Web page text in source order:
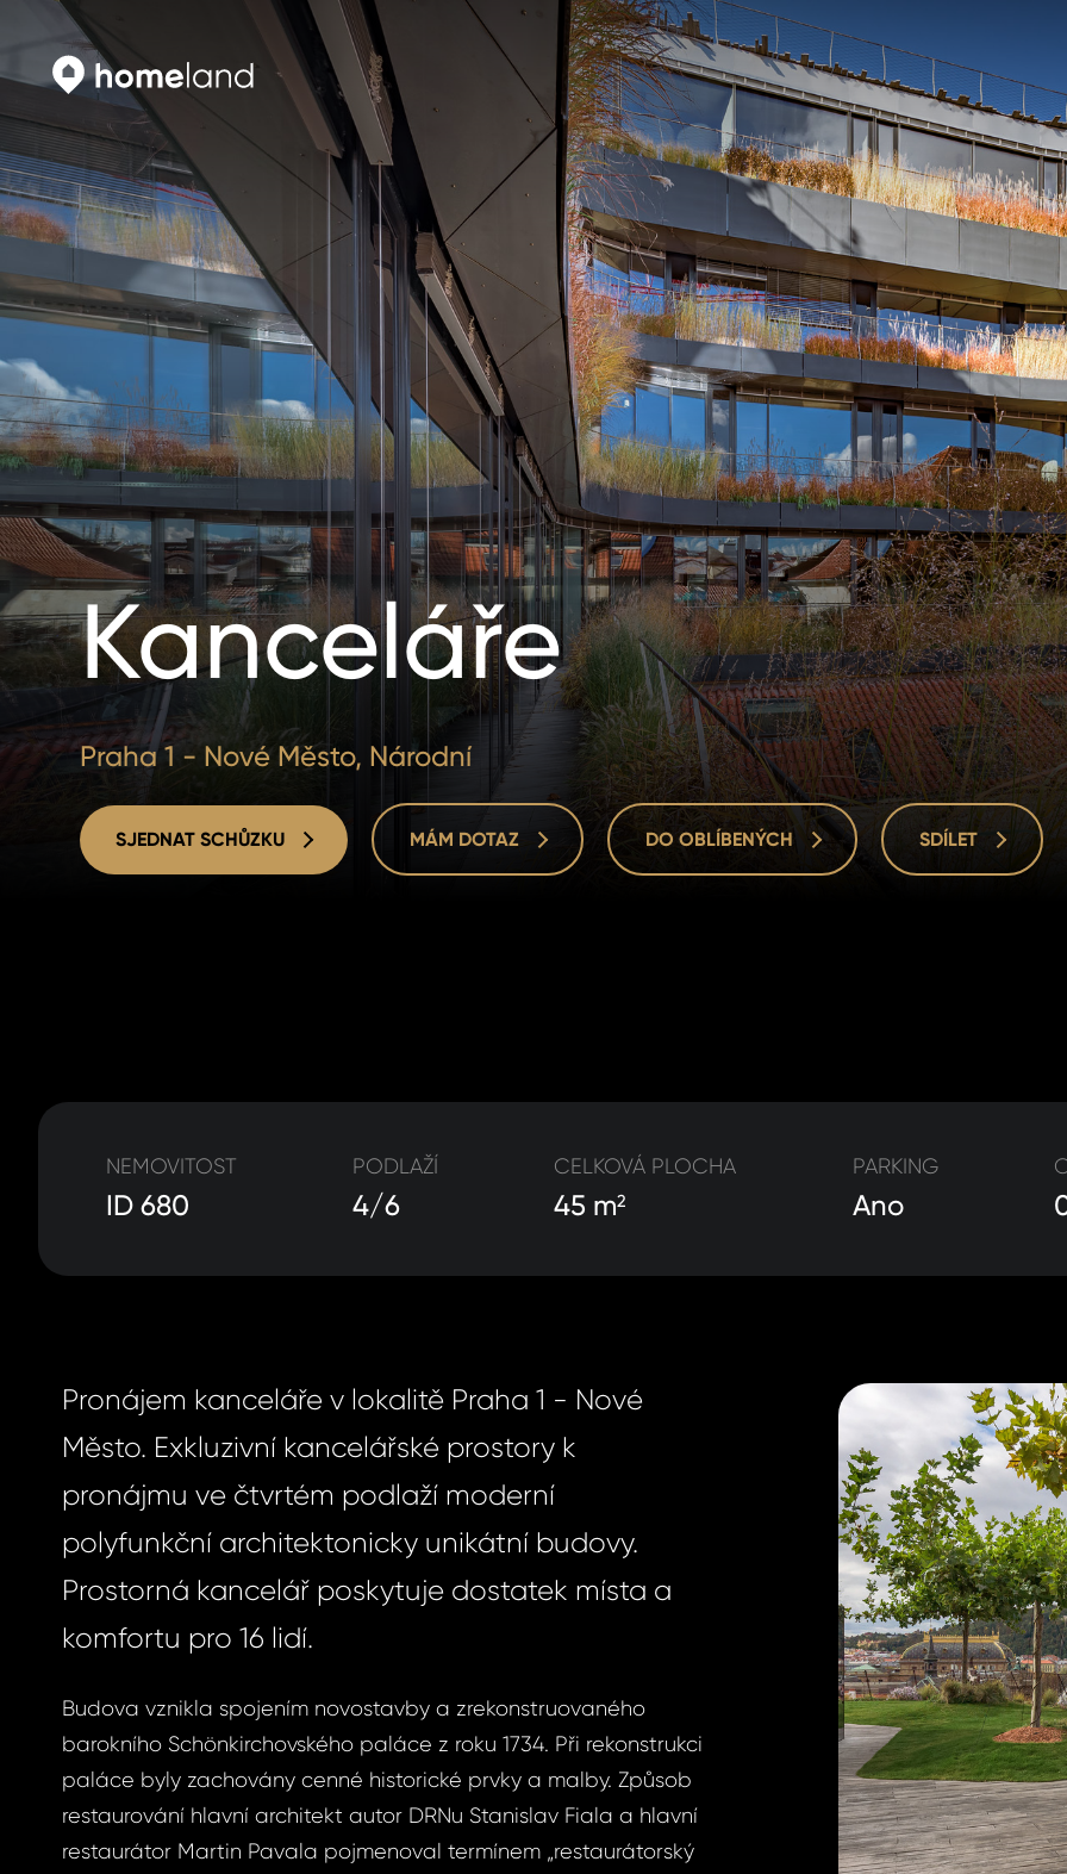
Kanceláře
Praha 1 - Nové Město, Národní
SJEDNAT SCHŮZKU MÁM DOTAZ DO OBLÍBENÝCH SDÍLET
NEMOVITOST
ID 680
PODLAŽÍ
4/6
CELKOVÁ PLOCHA
45 m2
PARKING
Ano
Pronájem kanceláře v lokalitě Praha 1 - Nové
Město. Exkluzivní kancelářské prostory k
pronájmu ve čtvrtém podlaží moderní
polyfunkční architektonicky unikátní budovy.
Prostorná kancelář poskytuje dostatek místa a
komfortu pro 16 lidí.
Budova vznikla spojením novostavby a zrekonstruovaného
barokního Schönkirchovského paláce z roku 1734. Při rekonstrukci
paláce byly zachovány cenné historické prvky a malby. Způsob
restaurování hlavní architekt autor DRNu Stanislav Fiala a hlavní
restaurátor Martin Pavala pojmenoval termínem „restaurátorský
Vyhledat
Vyhledat